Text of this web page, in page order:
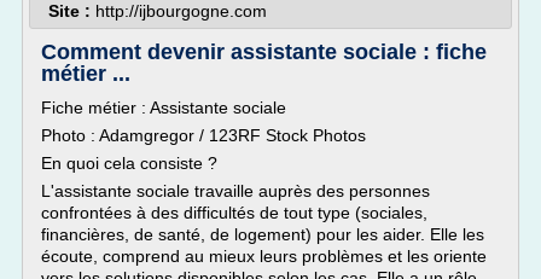
Site : http://ijbourgogne.com
Comment devenir assistante sociale : fiche
métier ...
Fiche métier : Assistante sociale
Photo : Adamgregor / 123RF Stock Photos
En quoi cela consiste ?
L'assistante sociale travaille auprès des personnes
confrontées à des difficultés de tout type (sociales,
financières, de santé, de logement) pour les aider. Elle les
écoute, comprend au mieux leurs problèmes et les oriente